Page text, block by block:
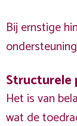
Bij ernstige
Structurele
Het is van
wat de